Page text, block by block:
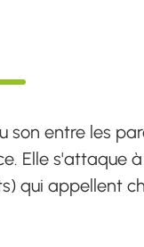
entre les
Elle s'attaque
qui appellent